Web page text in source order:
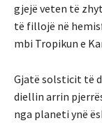
gjejë veten të
të fillojë në
mbi Tropikun e
Gjatë solsticit të
diellin arrin
nga planeti ynë